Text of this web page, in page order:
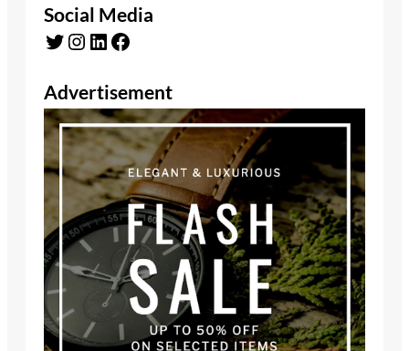
Social Media
Twitter Instagram LinkedIn Facebook
Advertisement